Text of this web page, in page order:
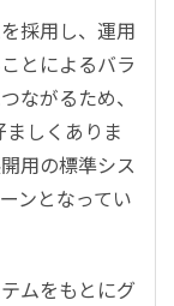
採用し、運用
とによるバラ
ながるため、
しくありま
用の標準シス
ンとなってい
ムをもとにグ